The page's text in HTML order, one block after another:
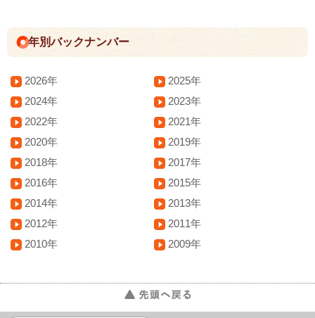
年別バックナンバー
2026年
2025年
2024年
2023年
2022年
2021年
2020年
2019年
2018年
2017年
2016年
2015年
2014年
2013年
2012年
2011年
2010年
2009年